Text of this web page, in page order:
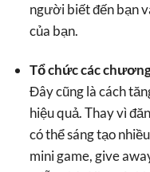
người biết đến bạn
của bạn.
Tổ chức các
Đây cũng là cách
hiệu quả. Thay vì
có thể sáng tạo
mini game, give